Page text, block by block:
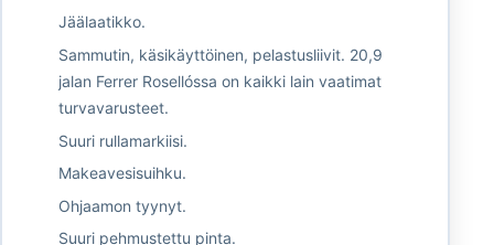
Jäälaatikko.
Sammutin, käsikäyttöinen, pelastusliivit. 20,9
jalan Ferrer Rosellóssa on kaikki lain vaatimat
turvavarusteet.
Suuri rullamarkiisi.
Makeavesisuihku.
Ohjaamon tyynyt.
Suuri pehmustettu pinta.